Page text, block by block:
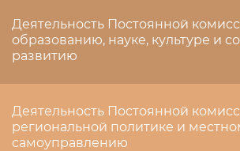
Деятельность Постоянной
образованию, науке, культуре и
развитию
Деятельность Постоянной
региональной политике и
самоуправлению